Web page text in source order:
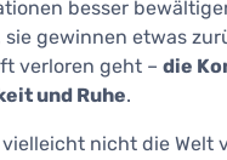
besser
gewinnen etwas
verloren geht – die
und Ruhe.
nicht die Welt